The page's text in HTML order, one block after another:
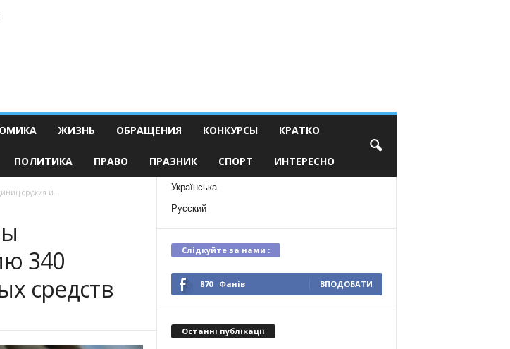
ЖИЗНЬ ОБРАЩЕНИЯ КОНКУРСЫ КРАТКО
ПОЛИТИКА ПРАВО ПРАЗНИК СПОРТ ИНТЕРЕСНО
оружия и...
340
средств
Українська
Русский
Слідкуйте за нами :
870 Фанів ВПОДОБАТИ
Останні публікації